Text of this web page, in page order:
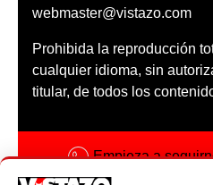
webmaster@vistazo.com
Prohibida la reproducción
cualquier idioma, sin
titular, de todos los
Empieza a